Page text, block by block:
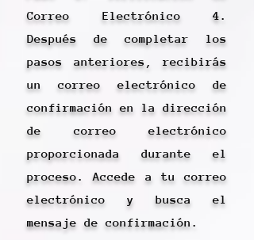
Correo Electrónico 4.
Después de completar los
pasos anteriores, recibirás
un correo electrónico de
confirmación en la dirección
de correo electrónico
proporcionada durante el
proceso. Accede a tu correo
electrónico y busca el
mensaje de confirmación.